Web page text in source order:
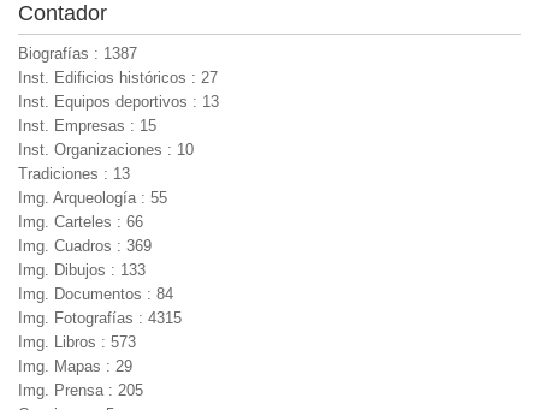
Contador
Biografías : 1387
Inst. Edificios históricos : 27
Inst. Equipos deportivos : 13
Inst. Empresas : 15
Inst. Organizaciones : 10
Tradiciones : 13
Img. Arqueología : 55
Img. Carteles : 66
Img. Cuadros : 369
Img. Dibujos : 133
Img. Documentos : 84
Img. Fotografías : 4315
Img. Libros : 573
Img. Mapas : 29
Img. Prensa : 205